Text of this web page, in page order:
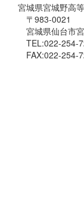
宮城県宮城野高
〒983-0021
宮城県仙台市
TEL:022-254-
FAX:022-254-